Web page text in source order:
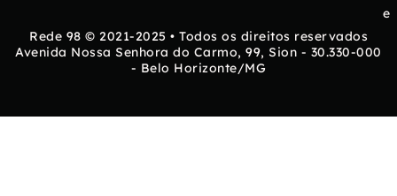
e
Rede 98 © 2021-2025 • Todos os direitos reservados
Avenida Nossa Senhora do Carmo, 99, Sion - 30.330-000
- Belo Horizonte/MG